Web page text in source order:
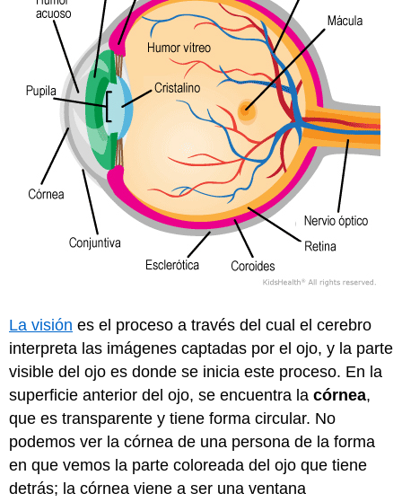
La visión es el proceso a través del cual el cerebro
interpreta las imágenes captadas por el ojo, y la parte
visible del ojo es donde se inicia este proceso. En la
superficie anterior del ojo, se encuentra la córnea,
que es transparente y tiene forma circular. No
podemos ver la córnea de una persona de la forma
en que vemos la parte coloreada del ojo que tiene
detrás; la córnea viene a ser una ventana